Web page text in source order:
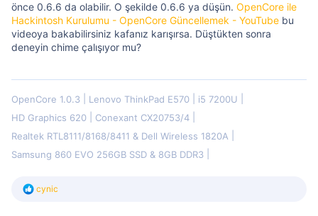
önce 0.6.6 da olabilir. O şekilde 0.6.6 ya düşün. OpenCore ile
Hackintosh Kurulumu - OpenCore Güncellemek - YouTube bu
videoya bakabilirsiniz kafanız karışırsa. Düştükten sonra
deneyin chime çalışıyor mu?
OpenCore 1.0.3 Lenovo ThinkPad E570
i5 7200U
HD Graphics 620
Conexant CX20753/4
Realtek RTL8111/8168/8411 & Dell Wireless 1820A
Samsung 860 EVO 256GB SSD & 8GB DDR3
T
cynic